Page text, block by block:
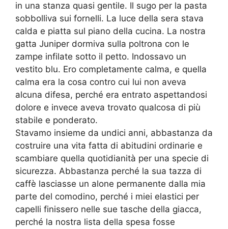
in una stanza quasi gentile. Il sugo per la pasta
sobbolliva sui fornelli. La luce della sera stava
calda e piatta sul piano della cucina. La nostra
gatta Juniper dormiva sulla poltrona con le
zampe infilate sotto il petto. Indossavo un
vestito blu. Ero completamente calma, e quella
calma era la cosa contro cui lui non aveva
alcuna difesa, perché era entrato aspettandosi
dolore e invece aveva trovato qualcosa di più
stabile e ponderato.
Stavamo insieme da undici anni, abbastanza da
costruire una vita fatta di abitudini ordinarie e
scambiare quella quotidianità per una specie di
sicurezza. Abbastanza perché la sua tazza di
caffè lasciasse un alone permanente dalla mia
parte del comodino, perché i miei elastici per
capelli finissero nelle sue tasche della giacca,
perché la nostra lista della spesa fosse